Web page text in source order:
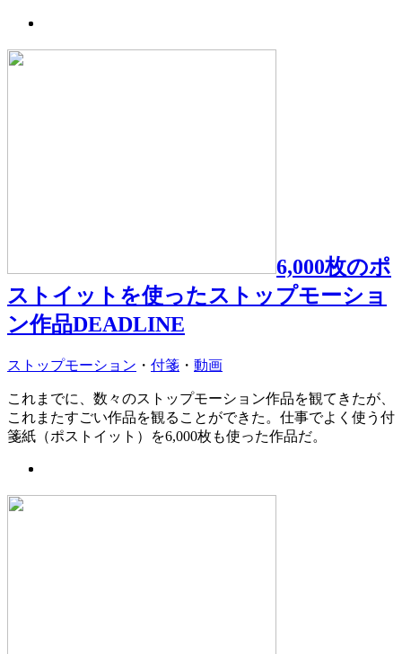
6,000枚のポ
ストイットを使ったストップモーショ
ン作品DEADLINE
ストップモーション ・ 付箋 ・ 動画
これまでに、数々のストップモーション作品を観てきたが、
これまたすごい作品を観ることができた。仕事でよく使う付
箋紙（ポストイット）を6,000枚も使った作品だ。